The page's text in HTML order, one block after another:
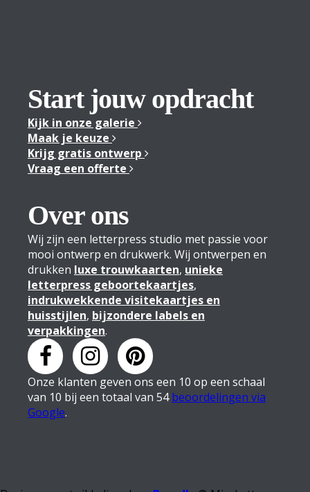
Start jouw opdracht
Kijk in onze galerie
Maak je keuze
Krijg gratis ontwerp
Vraag een offerte
Over ons
Wij zijn een letterpress studio met passie voor
mooi ontwerp en drukwerk. Wij ontwerpen en
drukken luxe trouwkaarten, unieke
letterpress geboortekaartjes,
indrukwekkende visitekaartjes en
huisstijlen, bijzondere labels en
verpakkingen.
Onze klanten geven ons een 10 op een schaal
van 10 bij een totaal van 54 beoordelingen via
Google.